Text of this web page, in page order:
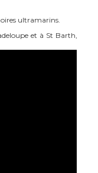
ultramarins.
et à St Barth,